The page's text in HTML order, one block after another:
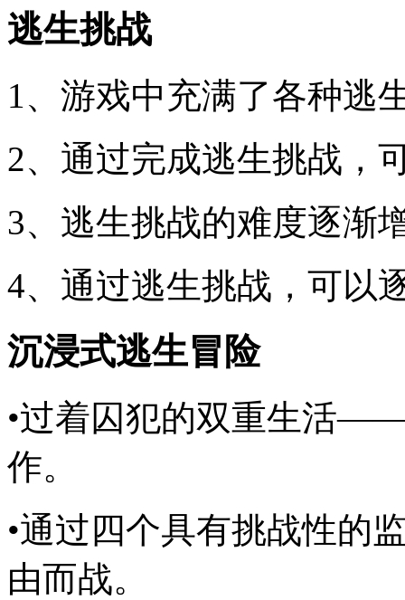
逃生挑战
1、游戏中充满了各种逃
2、通过完成逃生挑战，
3、逃生挑战的难度逐渐
4、通过逃生挑战，可以
沉浸式逃生冒险
•过着囚犯的双重生活
作。
•通过四个具有挑战性的
由而战。